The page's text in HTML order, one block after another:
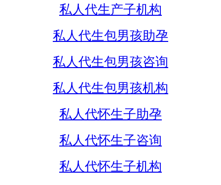
私人代生产子机构
私人代生包男孩助孕
私人代生包男孩咨询
私人代生包男孩机构
私人代怀生子助孕
私人代怀生子咨询
私人代怀生子机构